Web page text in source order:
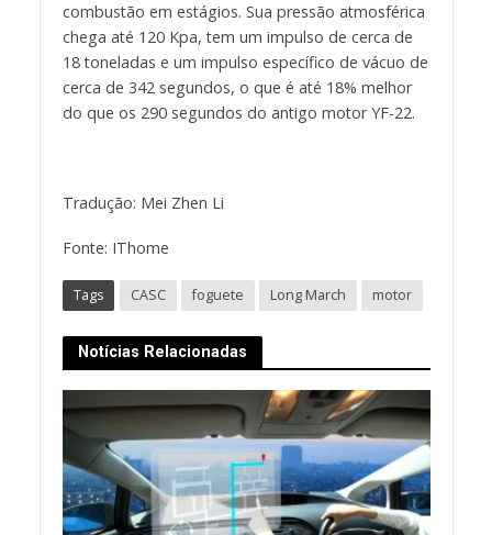
combustão em estágios. Sua pressão atmosférica
chega até 120 Kpa, tem um impulso de cerca de
18 toneladas e um impulso específico de vácuo de
cerca de 342 segundos, o que é até 18% melhor
do que os 290 segundos do antigo motor YF-22.
Tradução: Mei Zhen Li
Fonte: IThome
Tags CASC foguete Long March motor
Notícias Relacionadas